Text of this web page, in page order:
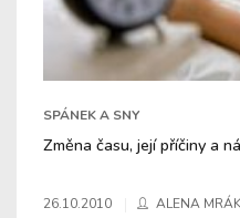
SPÁNEK A SNY
Změna času, její příčiny a
26.10.2010 ALENA